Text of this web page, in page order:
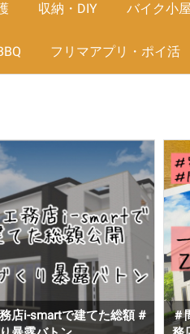
収納・DIY バイク小屋
フリマアプリ・ポイ活
事情漏洩バトン 一条工
固